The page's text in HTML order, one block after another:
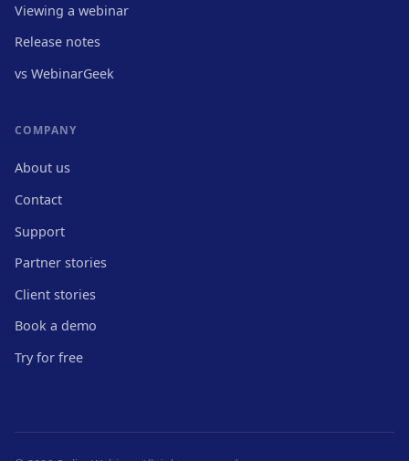
Viewing a webinar
Release notes
vs WebinarGeek
COMPANY
About us
Contact
Support
Partner stories
Client stories
Book a demo
Try for free